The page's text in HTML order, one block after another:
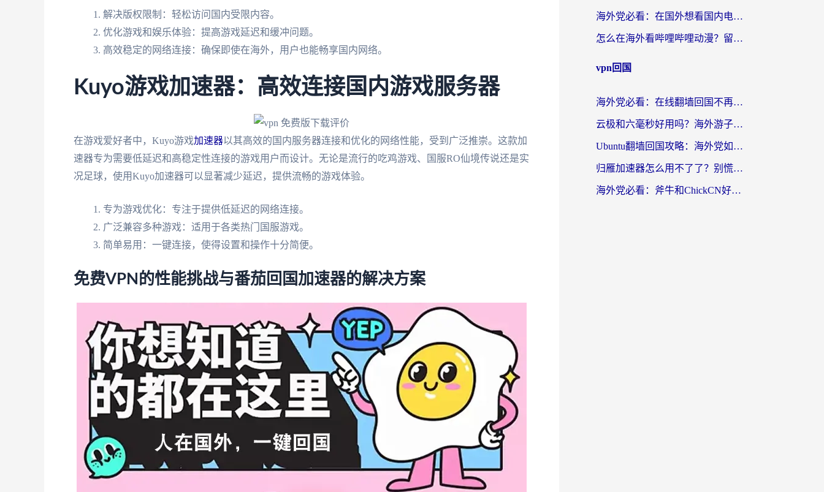
解决版权限制：轻松访问国内受限内容。
优化游戏和娱乐体验：提高游戏延迟和缓冲问题。
高效稳定的网络连接：确保即使在海外，用户也能畅享国内网络。
Kuyo游戏加速器：高效连接国内游戏服务器
在游戏爱好者中，Kuyo游戏加速器以其高效的国内服务器连接和优化的网络性能，受到广泛推崇。这款加
速器专为需要低延迟和高稳定性连接的游戏用户而设计。无论是流行的吃鸡游戏、国服RO仙境传说还是实
况足球，使用Kuyo加速器可以显著减少延迟，提供流畅的游戏体验。
专为游戏优化：专注于提供低延迟的网络连接。
广泛兼容多种游戏：适用于各类热门国服游戏。
简单易用：一键连接，使得设置和操作十分简便。
免费VPN的性能挑战与番茄回国加速器的解决方案
海外党必看：在国外想看国内电视剧用什么软件？3步解决地域限制
怎么在海外看哔哩哔哩动漫？留学生亲测有效的回国加速方案
vpn回国
海外党必看：在线翻墙回国不再难！教你选对加速器无缝刷国内资源
云极和六毫秒好用吗？海外游子解锁国内资源的真实答案
Ubuntu翻墙回国攻略：海外党如何选对加速器，无缝刷国内剧玩游戏？
归雁加速器怎么用不了了？别慌，这篇指南教你如何丝滑“回家”
海外党必看：斧牛和ChickCN好用吗？3款热门加速器实测+番茄加速器深度体验